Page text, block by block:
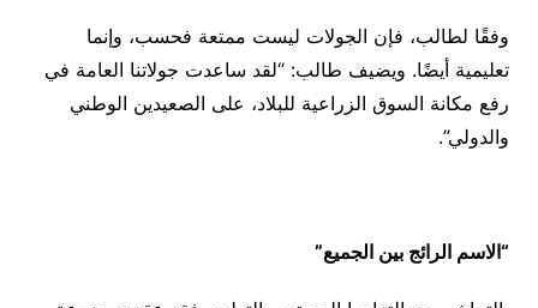
وفقًا لطالب، فإن الجولات ليست ممتعة فحسب، وإنما
تعليمية أيضًا. ويضيف طالب: “لقد ساعدت جولاتنا العامة في
رفع مكانة السوق الزراعية للبلاد، على الصعيدين الوطني
والدولي”.
“الاسم الرائج بين الجميع”